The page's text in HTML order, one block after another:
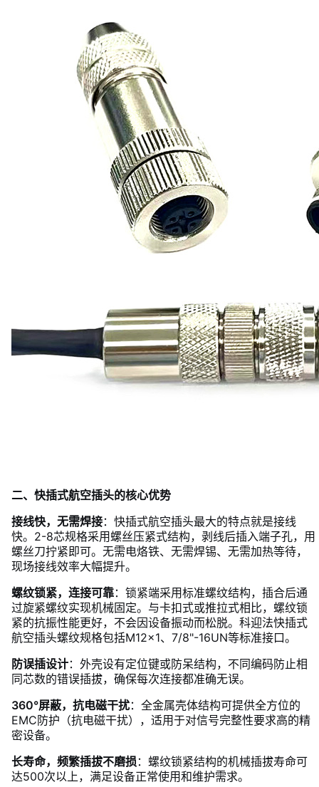
二、快插式航空插头的核心优势
接线快，无需焊接：快插式航空插头最大的特点就是接线
快。2-8芯规格采用螺丝压紧式结构，剥线后插入端子孔，用
螺丝刀拧紧即可。无需电烙铁、无需焊锡、无需加热等待，
现场接线效率大幅提升。
螺纹锁紧，连接可靠：锁紧端采用标准螺纹结构，插合后通
过旋紧螺纹实现机械固定。与卡扣式或推拉式相比，螺纹锁
紧的抗振性能更好，不会因设备振动而松脱。科迎法快插式
航空插头螺纹规格包括M12×1、7/8"-16UN等标准接口。
防误插设计：外壳设有定位键或防呆结构，不同编码防止相
同芯数的错误插拔，确保每次连接都准确无误。
360°屏蔽，抗电磁干扰：全金属壳体结构可提供全方位的
EMC防护（抗电磁干扰），适用于对信号完整性要求高的精
密设备。
长寿命，频繁插拔不磨损 ：螺纹锁紧结构的机械插拔寿命可
达500次以上，满足设备正常使用和维护需求。